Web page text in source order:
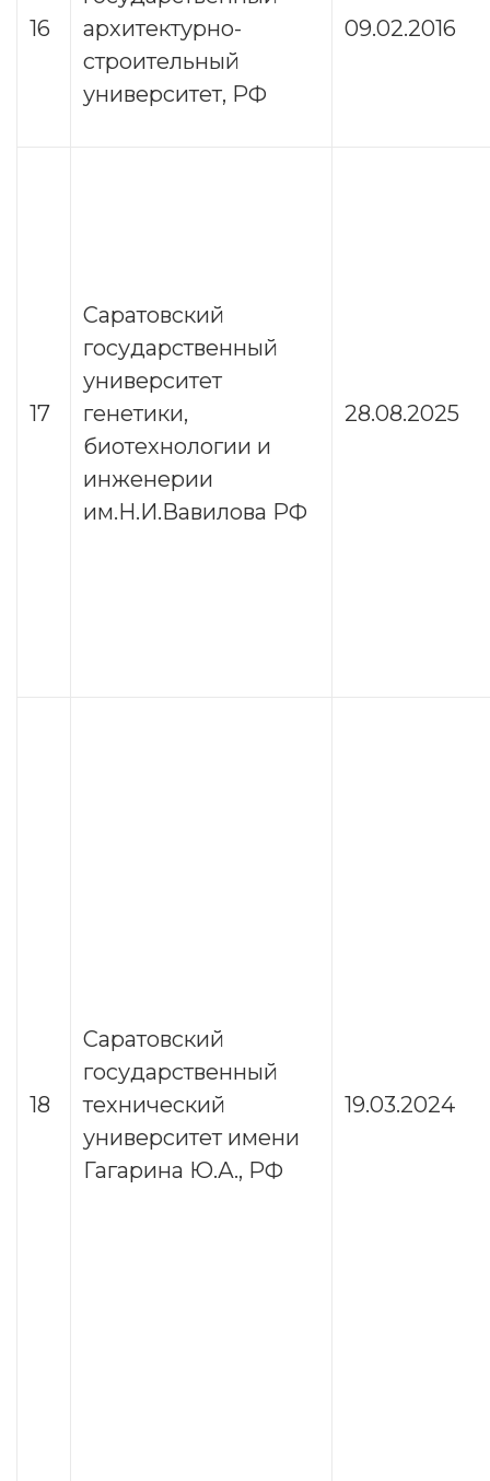
16
архитектурно-
строительный
университет, РФ
09.02.2016
17
Саратовский
государственный
университет
генетики,
биотехнологии и
инженерии
им.Н.И.Вавилова РФ
28.08.2025
18
Саратовский
государственный
технический
университет имени
Гагарина Ю.А., РФ
19.03.2024